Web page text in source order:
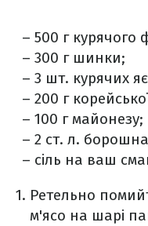
– 500 г курячого
– 300 г шинки;
– 3 шт. курячих
– 200 г
– 100 г майонезу;
– 2 ст. л.
– сіль на ваш
Ретельно
м'ясо на шарі